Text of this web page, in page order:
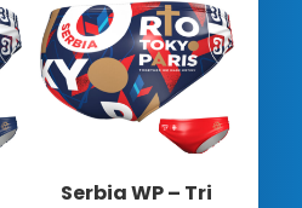
Serbia WP – Tri